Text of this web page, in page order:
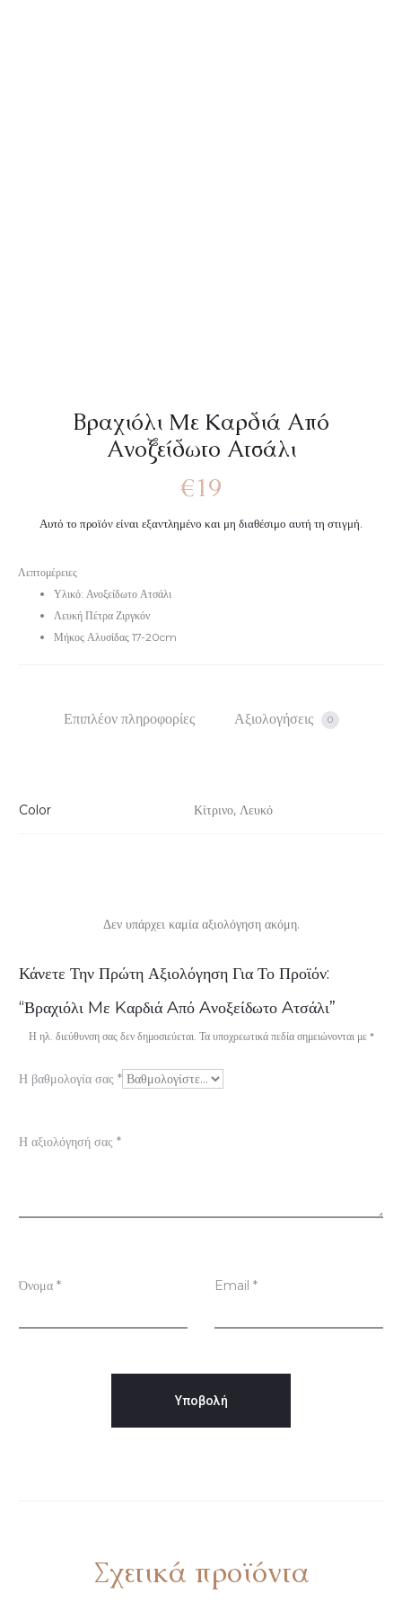
Βραχιόλι Mε Kαρδιά Aπό
Aνοξείδωτο Aτσάλι
Λεπτομέρειες
Υλικό: Ανοξείδωτο Ατσάλι
Λευκή Πέτρα Ζιργκόν
Μήκος Αλυσίδας 17-20cm
€19
Αυτό το προϊόν είναι εξαντλημένο και μη διαθέσιμο αυτή τη στιγμή.
Επιπλέον πληροφορίες Αξιολογήσεις 0
Color Κίτρινο, Λευκό
Α
ξ
ο
ο
σ
ι
ς
Δεν υπάρχει καμία αξιολόγηση ακόμη.
Κάνετε Την Πρώτη Αξιολόγηση Για Το Προϊόν:
“Βραχιόλι Mε Kαρδιά Aπό Aνοξείδωτο Aτσάλι”
Η ηλ. διεύθυνση σας δεν δημοσιεύεται. Τα υποχρεωτικά πεδία σημειώνονται με *
Η βαθμολογία σας *
Η αξιολόγησή σας *
Όνομα * Email *
Σχετικά προϊόντα